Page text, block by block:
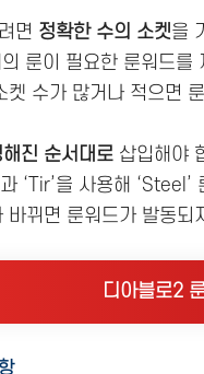
면 정확한 수의 소켓을
룬이 필요한 룬워드를
켓 수가 많거나 적으면
해진 순서대로삽입해야
‘Tir’을 사용해
바뀌면 룬워드가 발동
디아블로2